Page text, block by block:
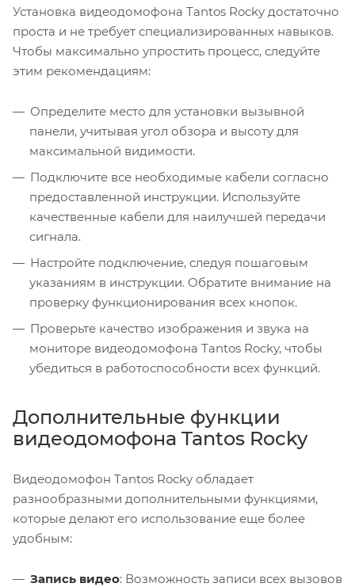
Установка видеодомофона Tantos Rocky достаточно
проста и не требует специализированных навыков.
Чтобы максимально упростить процесс, следуйте
этим рекомендациям:
Определите место для установки вызывной
панели, учитывая угол обзора и высоту для
максимальной видимости.
Подключите все необходимые кабели согласно
предоставленной инструкции. Используйте
качественные кабели для наилучшей передачи
сигнала.
Настройте подключение, следуя пошаговым
указаниям в инструкции. Обратите внимание на
проверку функционирования всех кнопок.
Проверьте качество изображения и звука на
мониторе видеодомофона Tantos Rocky, чтобы
убедиться в работоспособности всех функций.
Дополнительные функции
видеодомофона Tantos Rocky
Видеодомофон Tantos Rocky обладает
разнообразными дополнительными функциями,
которые делают его использование еще более
удобным:
Запись видео: Возможность записи всех вызовов